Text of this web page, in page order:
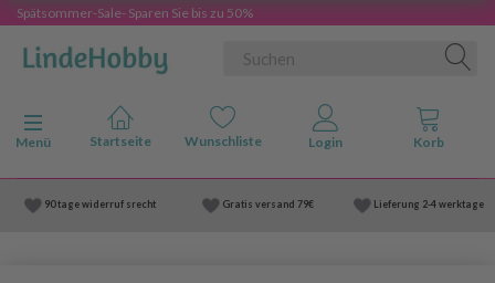
Spätsommer-Sale- Sparen Sie bis zu 50%
Anzeige ändern
Menü
90 tage widerruf srecht Gratis versand 79€ Lieferung 2-4 werktage